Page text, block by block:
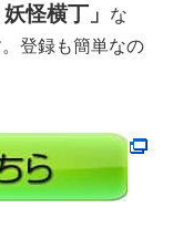
怪横丁」
な
登録も簡単なの